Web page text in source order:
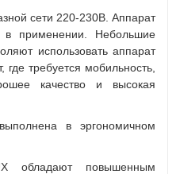
сети 220-230В. Аппарат
в применении. Небольшие
использовать аппарат
требуется мобильность,
качество и высокая
в эргономичном
обладают повышенным